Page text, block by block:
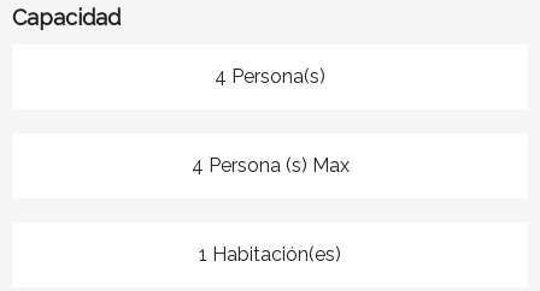
Capacidad
4 Persona(s)
4 Persona (s) Max
1 Habitación(es)